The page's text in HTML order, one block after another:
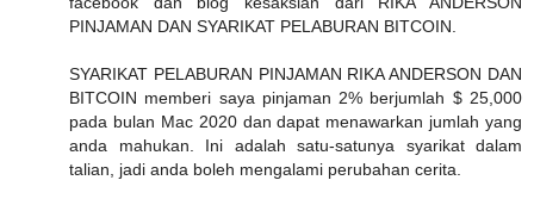
PINJAMAN DAN SYARIKAT PELABURAN BITCOIN.
SYARIKAT PELABURAN PINJAMAN RIKA ANDERSON DAN
BITCOIN memberi saya pinjaman 2% berjumlah $ 25,000
pada bulan Mac 2020 dan dapat menawarkan jumlah yang
anda mahukan. Ini adalah satu-satunya syarikat dalam
talian, jadi anda boleh mengalami perubahan cerita.